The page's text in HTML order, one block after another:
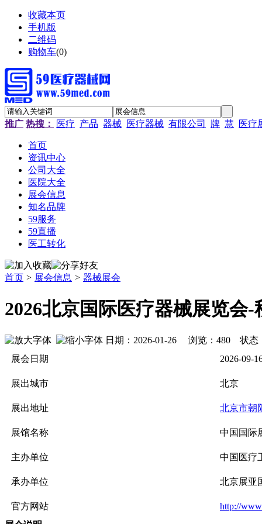
收藏本页
手机版
二维码
购物车(0)
推广 热搜： 医疗 产品 器械 医疗器械 有限公司 牌 慧 医疗
首页
资讯中心
公司大全
医院大全
展会信息
知名品牌
59服务
59直播
医工转化
首页 > 展会信息 > 器械展会
2026北京国际医疗器械展览会
日期：2026-01-26 浏览： 480 状态
展会日期
2026-09-
展出城市 北京
展出地址 北京市朝
展馆名称 中国国际
主办单位 中国医疗
承办单位 北京展亚
官方网站
http://